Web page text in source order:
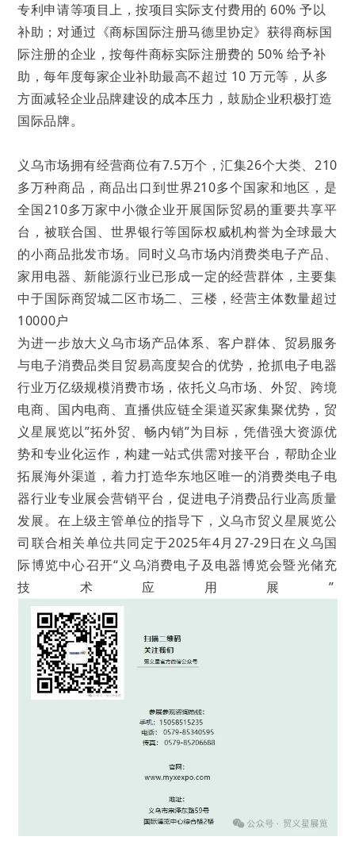
专利申请等项目上，按项目实际支付费用的 60% 予以
补助；对通过《商标国际注册马德里协定》获得商标国
际注册的企业，按每件商标实际注册费的 50% 给予补
助，每年度每家企业补助最高不超过 10 万元等，从多
方面减轻企业品牌建设的成本压力，鼓励企业积极打造
国际品牌。
义乌市场拥有经营商位有7.5万个，汇集26个大类、210
多万种商品，商品出口到世界210多个国家和地区，是
全国210多万家中小微企业开展国际贸易的重要共享平
台，被联合国、世界银行等国际权威机构誉为全球最大
的小商品批发市场。同时义乌市场内消费类电子产品、
家用电器、新能源行业已形成一定的经营群体，主要集
中于国际商贸城二区市场二、三楼，经营主体数量超过
10000户
为进一步放大义乌市场产品体系、客户群体、贸易服务
与电子消费品类目贸易高度契合的优势，抢抓电子电器
行业万亿级规模消费市场，依托义乌市场、外贸、跨境
电商、国内电商、直播供应链全渠道买家集聚优势，贸
义星展览以”拓外贸、畅内销”为目标，凭借强大资源优
势和专业化运作，构建一站式供需对接平台，帮助企业
拓展海外渠道，着力打造华东地区唯一的消费类电子电
器行业专业展会营销平台，促进电子消费品行业高质量
发展。在上级主管单位的指导下，义乌市贸义星展览公
司联合相关单位共同定于2025年4月27-29日在义乌国
际博览中心召开“义乌消费电子及电器博览会暨光储充
技术应用展”